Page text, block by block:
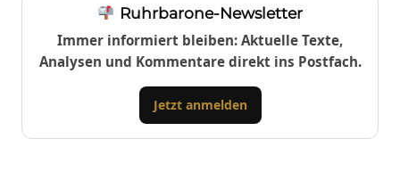
Ruhrbarone-Newsletter
Immer informiert bleiben: Aktuelle Texte,
Analysen und Kommentare direkt ins Postfach.
Jetzt anmelden